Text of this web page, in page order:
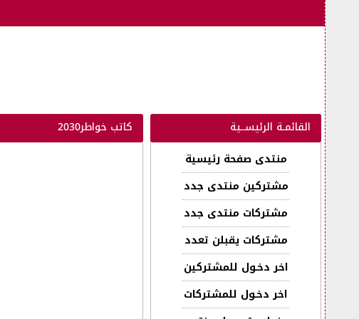
القائمـة الرئيســية
منتدى صفحة رئيسية
مشتركين منتدى جدد
مشتركات منتدى جدد
مشتركات يقبلن تعدد
اخر دخـول للمشتركين
اخر دخـول للمشتركات
كاتب خواطر2030